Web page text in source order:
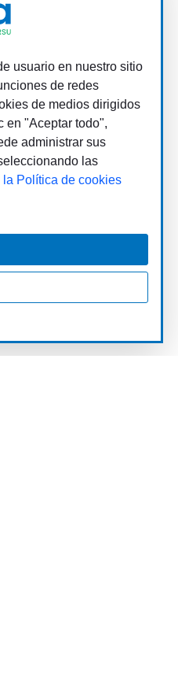
usuario en nuestro sitio
de redes
de medios dirigidos
en "Aceptar todo",
administrar sus
las
la Política de cookies